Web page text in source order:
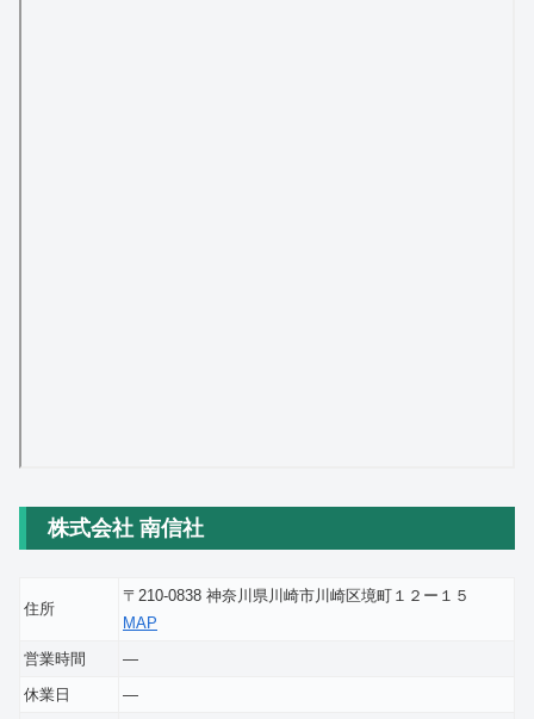
株式会社 南信社
住所
〒210-0838 神奈川県川崎市川崎区境町１２ー１５
MAP
営業時間
―
休業日
―